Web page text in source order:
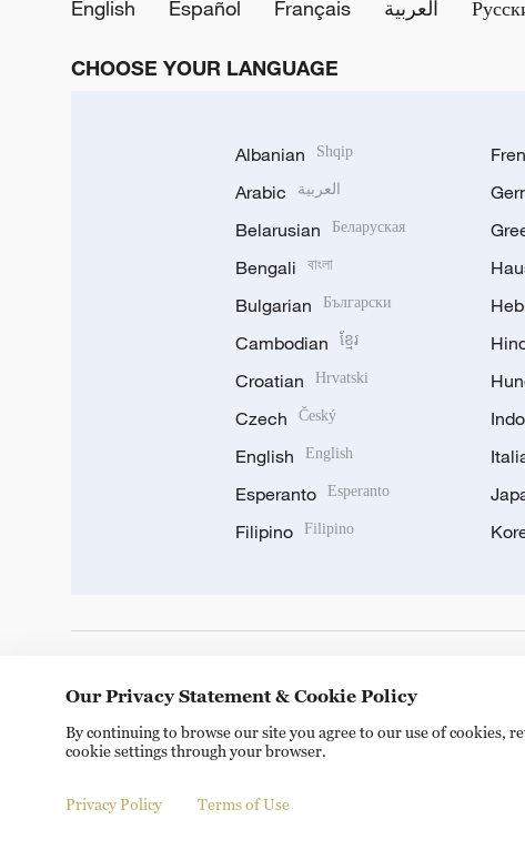
English
Español Français العربية
CHOOSE YOUR LANGUAGE
Albanian Shqip
Arabic العربية
Belarusian Беларуская
Bengali বাংলা
Bulgarian Български
Cambodian ខ្មែរ
Croatian Hrvatski
Czech Český
English English
Esperanto Esperanto
Filipino Filipino
© China Radio International.CRI. All Rights Reserved. 16A
Our Privacy Statement & Cookie Policy
By continuing to browse our site you agree to our use of cookies,
cookie settings through your browser.
Privacy Policy Terms of Use